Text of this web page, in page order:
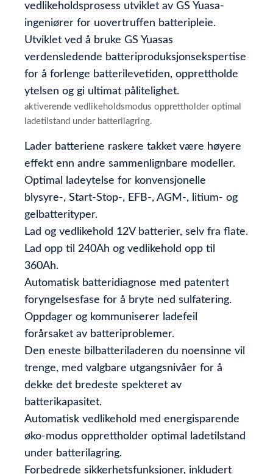
vedlikeholdsprosess utviklet av GS Yuasa-
ingeniører for uovertruffen batteripleie.
Utviklet ved å bruke GS Yuasas
verdensledende batteriproduksjonsekspertise
for å forlenge batterilevetiden, opprettholde
ytelsen og gi ultimat pålitelighet.
aktiverende vedlikeholdsmodus opprettholder optimal
ladetilstand under batterilagring.
Lader batteriene raskere takket være høyere
effekt enn andre sammenlignbare modeller.
Optimal ladeytelse for konvensjonelle
blysyre-, Start-Stop-, EFB-, AGM-, litium- og
gelbatterityper.
Lad og vedlikehold 12V batterier, selv fra flate.
Lad opp til 240Ah og vedlikehold opp til
360Ah.
Automatisk batteridiagnose med patentert
foryngelsesfase for å bryte ned sulfatering.
Oppdager og kommuniserer ladefeil
forårsaket av batteriproblemer.
Den eneste bilbatteriladeren du noensinne vil
trenge, med valgbare utgangsnivåer for å
dekke det bredeste spekteret av
batterikapasitet.
Automatisk vedlikehold med energisparende
øko-modus opprettholder optimal ladetilstand
under batterilagring.
Forbedrede sikkerhetsfunksjoner, inkludert